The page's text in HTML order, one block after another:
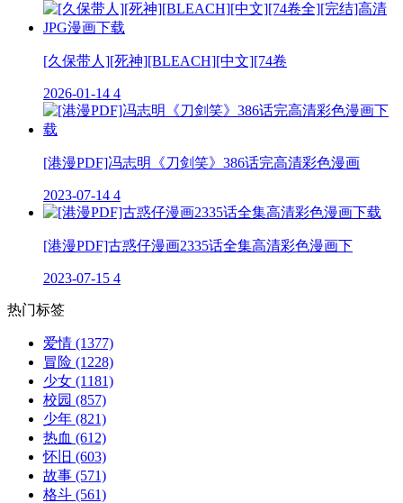
[久保带人][死神][BLEACH][中文][74卷
2026-01-14 4
[港漫PDF]冯志明《刀剑笑》386话完高清彩色漫画
2023-07-14 4
[港漫PDF]古惑仔漫画2335话全集高清彩色漫画下
2023-07-15 4
热门标签
爱情 (1377)
冒险 (1228)
少女 (1181)
校园 (857)
少年 (821)
热血 (612)
怀旧 (603)
故事 (571)
格斗 (561)